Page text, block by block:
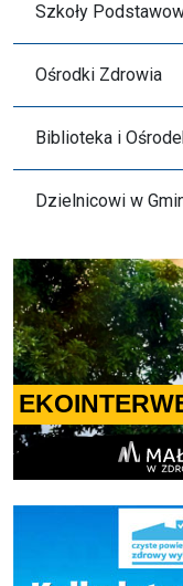
Szkoły
Ośrodki Zdrowia
Biblioteka i
Dzielnicowi w